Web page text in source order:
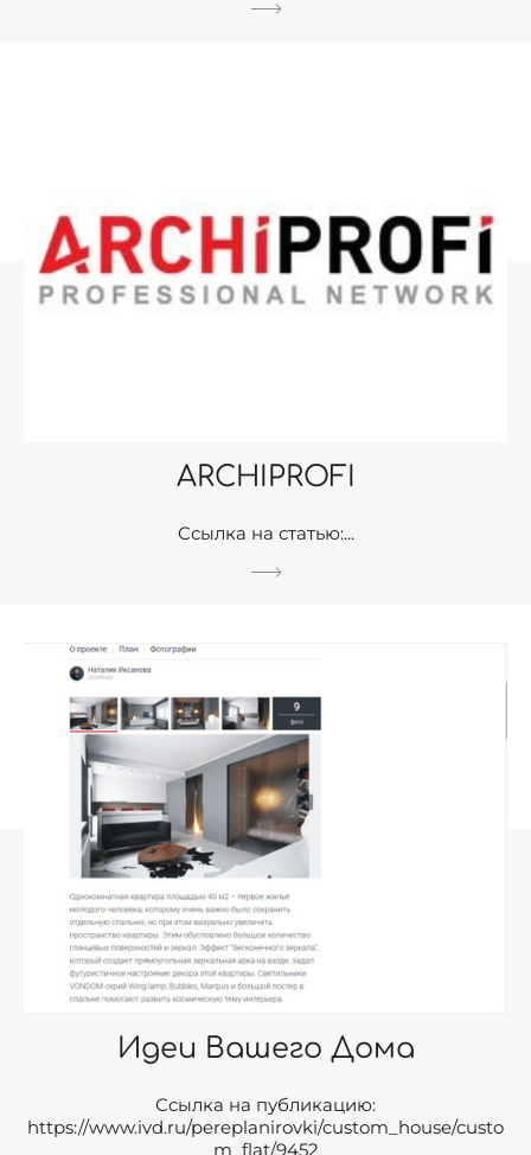
ARCHIPROFI
Ссылка на статью:...
Идеи Вашего Дома
Ссылка на публикацию:
https://www.ivd.ru/pereplanirovki/custom_house/custo
m_flat/9452